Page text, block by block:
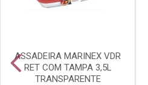
ASSADEIRA MARINEX VDR
RET COM TAMPA 3,5L
TRANSPARENTE